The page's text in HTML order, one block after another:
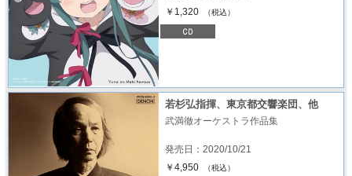
￥1,320
（税込）
若杉弘指揮、東京都交響楽団、他
武満徹オーケストラ作品集
発売日：2020/10/21
￥4,950
（税込）